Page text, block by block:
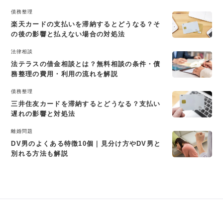
債務整理
楽天カードの支払いを滞納するとどうなる？そ
の後の影響と払えない場合の対処法
法律相談
法テラスの借金相談とは？無料相談の条件・債
務整理の費用・利用の流れを解説
債務整理
三井住友カードを滞納するとどうなる？支払い
遅れの影響と対処法
離婚問題
DV男のよくある特徴10個｜見分け方やDV男と
別れる方法も解説